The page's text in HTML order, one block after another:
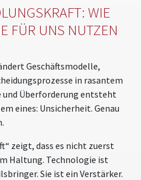
WIE
FÜR UNS NUTZEN
Geschäftsmodelle,
in rasantem
und Überforderung entsteht
eines: Unsicherheit. Genau
zeigt, dass es nicht zuerst
Haltung. Technologie ist
Sie ist ein Verstärker.